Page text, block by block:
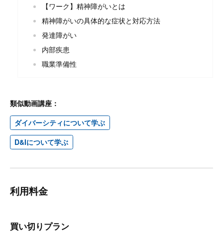
【ワーク】精神障がいとは
精神障がいの具体的な症状と対応⽅法
発達障がい
内部疾患
職業準備性
類似動画講座：
ダイバーシティについて学ぶ
D&Iについて学ぶ
利用料金
買い切りプラン